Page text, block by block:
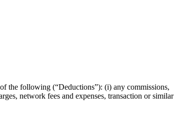
the following (“Deductions”): (i) any commissions,
network fees and expenses, transaction or similar